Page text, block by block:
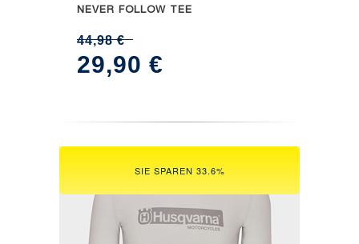
NEVER FOLLOW TEE
44,98€
Ursprünglicher
29,90 €
SIE SPAREN 33.6%